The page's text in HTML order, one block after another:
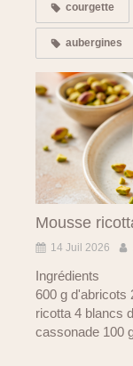
courgette
aubergines
Mousse
14 Juil 2026
Ingrédients
600 g d'abricots
ricotta 4 blancs
cassonade 100